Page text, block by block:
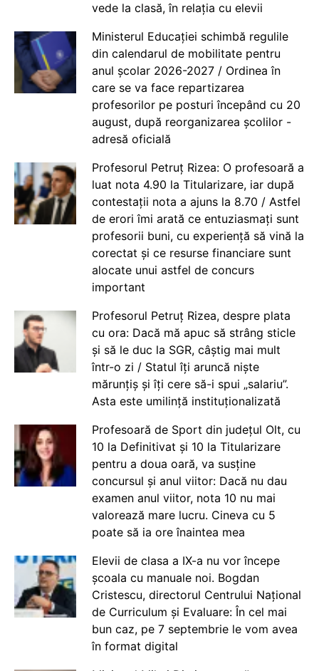
vede la clasă, în relația cu elevii
Ministerul Educației schimbă regulile
din calendarul de mobilitate pentru
anul școlar 2026-2027 / Ordinea în
care se va face repartizarea
profesorilor pe posturi începând cu 20
august, după reorganizarea școlilor -
adresă oficială
Profesorul Petruț Rizea: O profesoară a
luat nota 4.90 la Titularizare, iar după
contestații nota a ajuns la 8.70 / Astfel
de erori îmi arată ce entuziasmați sunt
profesorii buni, cu experiență să vină la
corectat și ce resurse financiare sunt
alocate unui astfel de concurs
important
Profesorul Petruț Rizea, despre plata
cu ora: Dacă mă apuc să strâng sticle
și să le duc la SGR, câștig mai mult
într-o zi / Statul îți aruncă niște
mărunțiș și îți cere să-i spui „salariu”.
Asta este umilință instituționalizată
Profesoară de Sport din județul Olt, cu
10 la Definitivat și 10 la Titularizare
pentru a doua oară, va susține
concursul și anul viitor: Dacă nu dau
examen anul viitor, nota 10 nu mai
valorează mare lucru. Cineva cu 5
poate să ia ore înaintea mea
Elevii de clasa a IX-a nu vor începe
școala cu manuale noi. Bogdan
Cristescu, directorul Centrului Național
de Curriculum și Evaluare: În cel mai
bun caz, pe 7 septembrie le vom avea
în format digital